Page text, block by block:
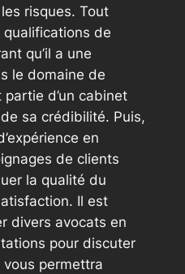
risques. Tout
qualifications de
qu’il a une
le domaine de
partie d’un cabinet
sa crédibilité. Puis,
en
de clients
la qualité du
Il est
divers avocats en
pour discuter
permettra